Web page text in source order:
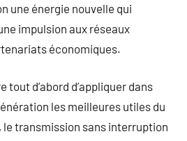
une énergie nouvelle qui
impulsion aux réseaux
économiques.
tout d’abord d’appliquer dans
les meilleures utiles du
le transmission sans interruption